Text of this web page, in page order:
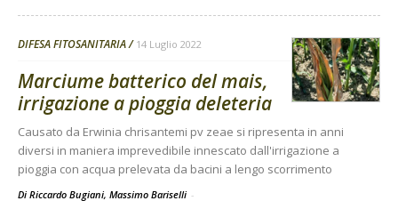
DIFESA FITOSANITARIA 14 Luglio 2022
Marciume batterico del mais,
irrigazione a pioggia deleteria
Causato da Erwinia chrisantemi pv zeae si ripresenta in anni
diversi in maniera imprevedibile innescato dall'irrigazione a
pioggia con acqua prelevata da bacini a lengo scorrimento
Di Riccardo Bugiani, Massimo Bariselli -